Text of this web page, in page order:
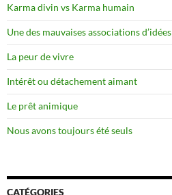
Karma divin vs Karma humain
Une des mauvaises associations d’idées
La peur de vivre
Intérêt ou détachement aimant
Le prêt animique
Nous avons toujours été seuls
CATÉGORIES